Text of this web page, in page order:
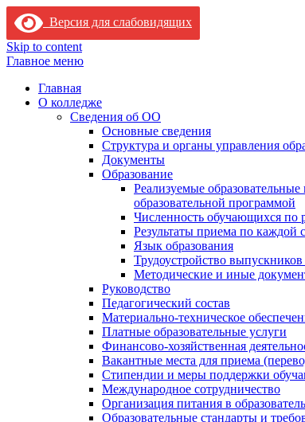
Версия для слабовидящих
Skip to content
Главное меню
Главная
О колледже
Сведения об ОО
Основные сведения
Структура и органы управления
Документы
Образование
Реализуемые
образовательной программой
Численность обучающихся по
Результаты приема по каждой
Язык образования
Трудоустройство
Методические и иные
Руководство
Педагогический состав
Материально-техническое
Платные образовательные услуги
Финансово-хозяйственная
Вакантные места для приема
Стипендии и меры поддержки
Международное сотрудничество
Организация питания в
Образовательные стандарты и